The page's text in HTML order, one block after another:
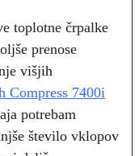
toplotne črpalke
prenose
višjih
Compress 7400i
potrebam
število vklopov